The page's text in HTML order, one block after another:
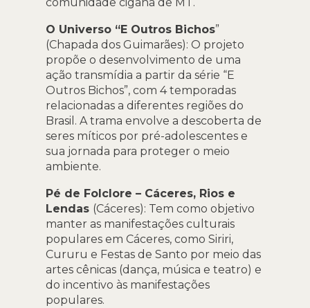
comunidade cigana de MT.
O Universo “E Outros Bichos”
(Chapada dos Guimarães): O projeto
propõe o desenvolvimento de uma
ação transmídia a partir da série “E
Outros Bichos”, com 4 temporadas
relacionadas a diferentes regiões do
Brasil. A trama envolve a descoberta de
seres míticos por pré-adolescentes e
sua jornada para proteger o meio
ambiente.
Pé de Folclore – Cáceres, Rios e
Lendas (Cáceres): Tem como objetivo
manter as manifestações culturais
populares em Cáceres, como Siriri,
Cururu e Festas de Santo por meio das
artes cênicas (dança, música e teatro) e
do incentivo às manifestações
populares.